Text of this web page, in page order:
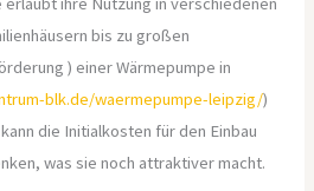
bis zu großen
) einer Wärmepumpe in
blk.de/waermepumpe-leipzig/)
die Initialkosten für den Einbau
was sie noch attraktiver macht.